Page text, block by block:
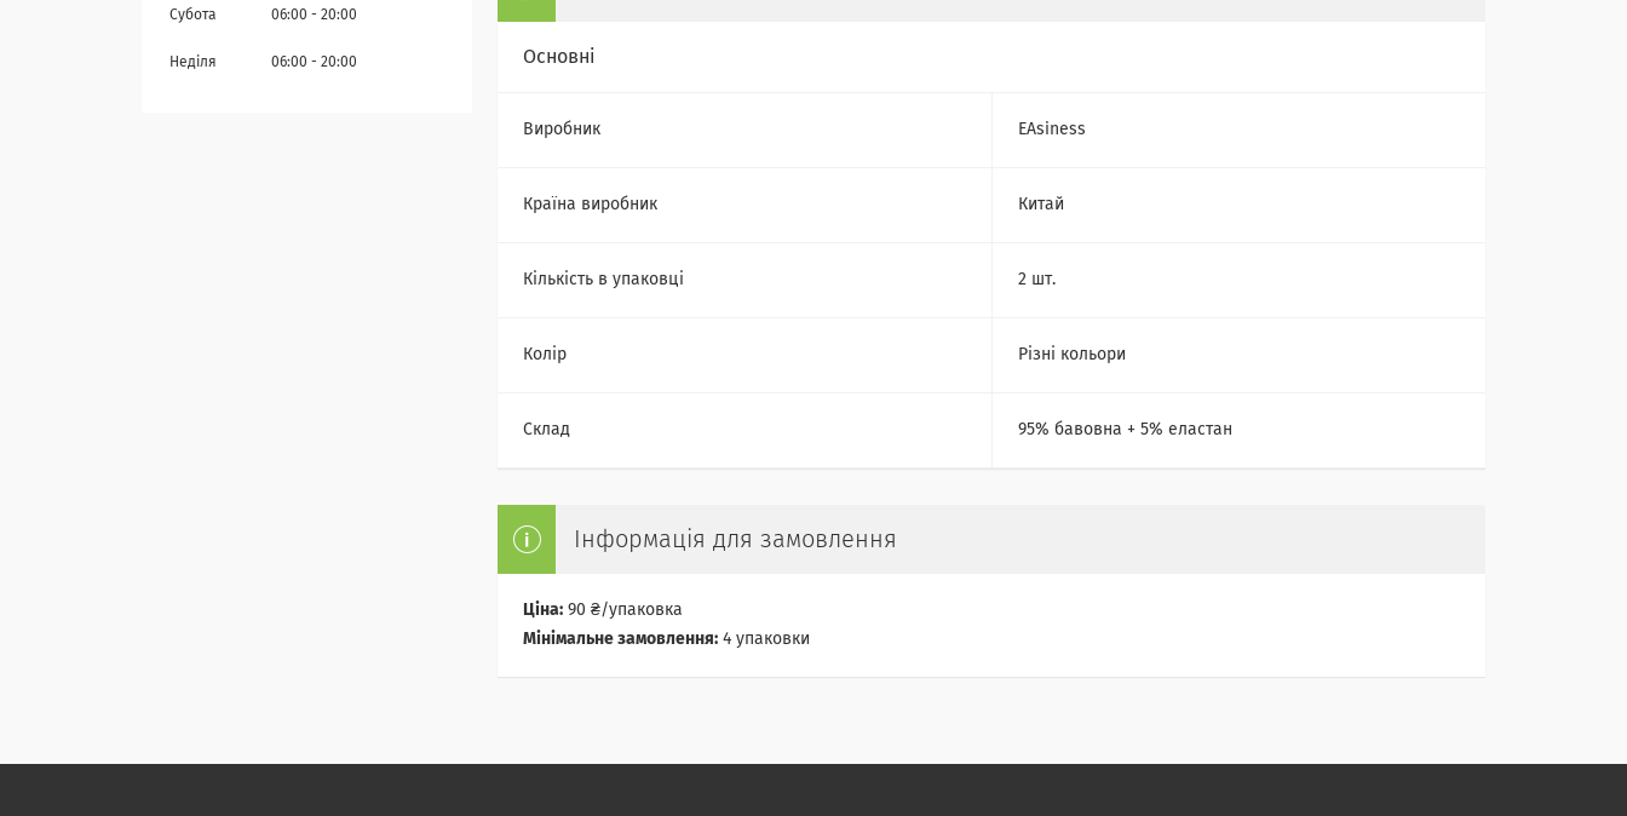
Основні
Виробник EAsiness
Країна виробник Китай
Кількість в упаковці 2 шт.
Колір Різні кольори
Склад 95% бавовна + 5% еластан
Інформація для замовлення
Ціна: 90 ₴/упаковка
Мінімальне замовлення: 4 упаковки
Субота 06:00 20:00
Неділя 06:00 20:00